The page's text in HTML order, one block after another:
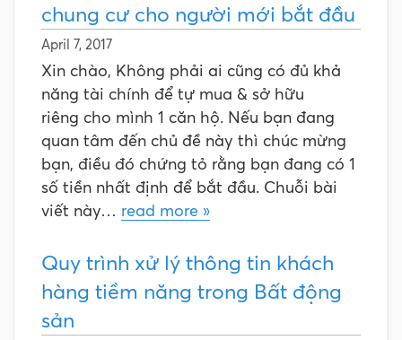
chung cư cho người mới bắt đầu
April 7, 2017
Xin chào, Không phải ai cũng có đủ khả
năng tài chính để tự mua & sở hữu
riêng cho mình 1 căn hộ. Nếu bạn đang
quan tâm đến chủ đề này thì chúc mừng
bạn, điều đó chứng tỏ rằng bạn đang có 1
số tiền nhất định để bắt đầu. Chuỗi bài
viết này… read more »
Quy trình xử lý thông tin khách
hàng tiềm năng trong Bất động
sản